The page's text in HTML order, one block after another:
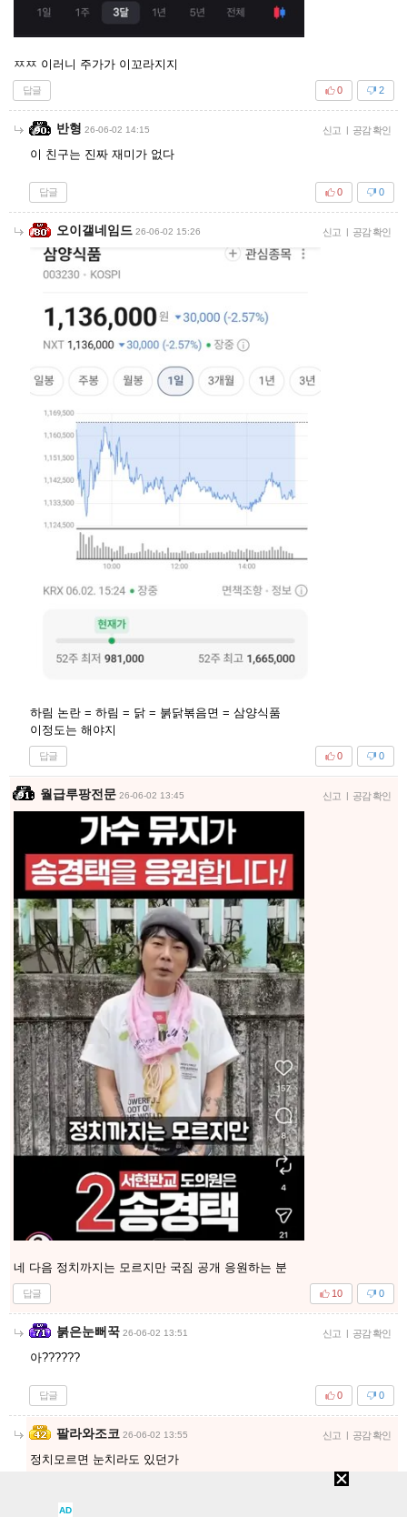
ㅉㅉ 이러니 주가가 이꼬라지지
답글 2
0
반형 26-06-02 14:15 신고 | 공감 확인
이 친구는 진짜 재미가 없다
답글 0
0
오이갤네임드 26-06-02 15:26 신고 | 공감 확인
하림 논란 = 하림 = 닭 = 붉닭볶음면 = 삼양식품
이정도는 해야지
답글 0
0
월급루팡전문 26-06-02 13:45 신고 | 공감 확인
네 다음 정치까지는 모르지만 국짐 공개 응원하는 분
답글 0
10
붉은눈뻐꾹 26-06-02 13:51 신고 | 공감 확인
아??????
답글 0
0
팔라와조코 26-06-02 13:55 신고 | 공감 확인
정치모르면 눈치라도 있던가
AD